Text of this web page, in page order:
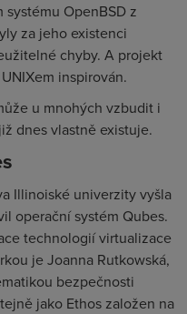
OpenBSD z
za jeho existenci
chyby. A projekt
inspirován.
u mnohých vzbudit i
dnes vlastně existuje.
Illinoiské univerzity vyšla
operační systém Qubes.
technologií virtualizace
je Joanna Rutkowská,
bezpečnosti
jako Ethos založen na